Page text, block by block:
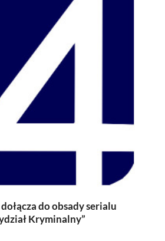
do obsady serialu
Kryminalny”